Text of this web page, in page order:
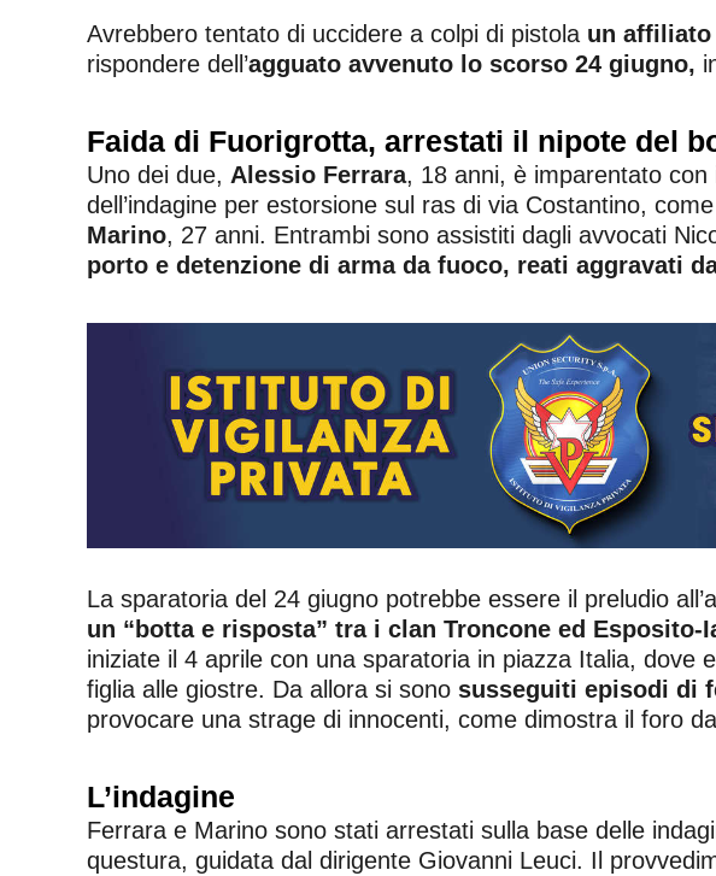
Avrebbero tentato di uccidere a colpi di pistola un
rispondere dell’agguato avvenuto lo scorso 24 giugno,
Faida di Fuorigrotta, arrestati il nipote del
Uno dei due, Alessio Ferrara, 18 anni, è imparentato con
dell’indagine per estorsione sul ras di via Costantino,
Marino, 27 anni. Entrambi sono assistiti dagli avvocati
porto e detenzione di arma da fuoco, reati aggravati
La sparatoria del 24 giugno potrebbe essere il preludio
un “botta e risposta” tra i clan Troncone ed Esposito-
iniziate il 4 aprile con una sparatoria in piazza Italia,
figlia alle giostre. Da allora si sono susseguiti episodi di
provocare una strage di innocenti, come dimostra il foro
L’indagine
Ferrara e Marino sono stati arrestati sulla base delle
questura, guidata dal dirigente Giovanni Leuci. Il